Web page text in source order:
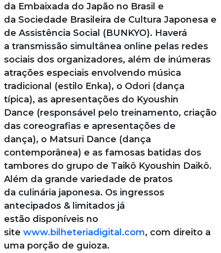
da Embaixada do Japão no Brasil e
da Sociedade Brasileira de Cultura Japonesa e
de Assistência Social (BUNKYO). Haverá
a transmissão simultânea online pelas redes
sociais dos organizadores, além de inúmeras
atrações especiais envolvendo música
tradicional (estilo Enka), o Odori (dança
típica), as apresentações do Kyoushin
Dance (responsável pelo treinamento, criação
das coreografias e apresentações de
dança), o Matsuri Dance (dança
contemporânea) e as famosas batidas dos
tambores do grupo de Taikô Kyoushin Daikô.
Além da grande variedade de pratos
da culinária japonesa. Os ingressos
antecipados & limitados já
estão disponíveis no
site www.bilheteriadigital.com, com direito a
uma porção de guioza.